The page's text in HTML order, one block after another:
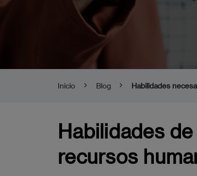
Inicio Blog Habilidades
Habilidades
recursos